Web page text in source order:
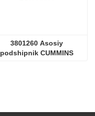
3801260 Asosiy
podshipnik CUMMINS